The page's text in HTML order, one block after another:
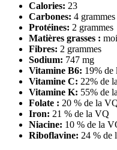
Calories: 23
Carbones: 4 grammes
Protéines: 2 grammes
Matières grasses :
Fibres: 2 grammes
Sodium: 747 mg
Vitamine B6: 19% de
Vitamine C: 22% de
Vitamine K: 55% de
Folate : 20 % de la
Iron: 21 % de la VQ
Niacine: 10 % de la
Riboflavine: 24 % de